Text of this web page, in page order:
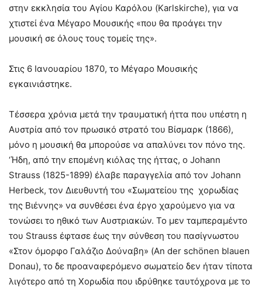
στην εκκλησία του Αγίου Καρόλου (Karlskirche), για να
χτιστεί ένα Μέγαρο Μουσικής «που θα προάγει την
μουσική σε όλους τους τομείς της».
Στις 6 Ιανουαρίου 1870, το Μέγαρο Μουσικής
εγκαινιάστηκε.
Τέσσερα χρόνια μετά την τραυματική ήττα που υπέστη η
Αυστρία από τον πρωσικό στρατό του Βίσμαρκ (1866),
μόνο η μουσική θα μπορούσε να απαλύνει τον πόνο της.
‘Ήδη, από την επομένη κιόλας της ήττας, ο Johann
Strauss (1825-1899) έλαβε παραγγελία από τον Johann
Herbeck, τον Διευθυντή του «Σωματείου της χορωδίας
της Βιέννης» να συνθέσει ένα έργο χαρούμενο για να
τονώσει το ηθικό των Αυστριακών. Το μεν ταμπεραμέντο
του Strauss έφτασε έως την σύνθεση του πασίγνωστου
«Στον όμορφο Γαλάζιο Δούναβη» (An der schönen blauen
Donau), το δε προαναφερόμενο σωματείο δεν ήταν τίποτα
λιγότερο από τη Χορωδία που ιδρύθηκε ταυτόχρονα με το